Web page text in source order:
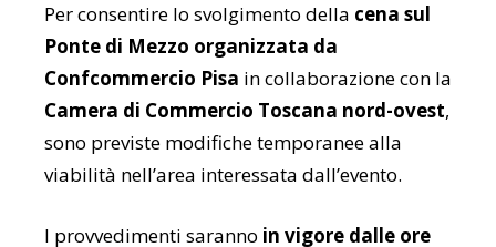
Per consentire lo svolgimento della cena sul
Ponte di Mezzo organizzata da
Confcommercio Pisa in collaborazione con la
Camera di Commercio Toscana nord-ovest,
sono previste modifiche temporanee alla
viabilità nell’area interessata dall’evento.
I provvedimenti saranno in vigore dalle ore